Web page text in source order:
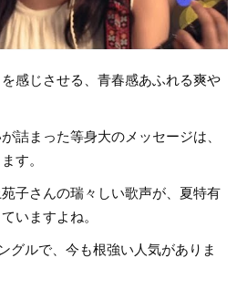
感じさせる、青春感あふれる爽や
詰まった等身大のメッセージは、
す。
子さんの瑞々しい歌声が、夏特有
いますよね。
グルで、今も根強い人気がありま